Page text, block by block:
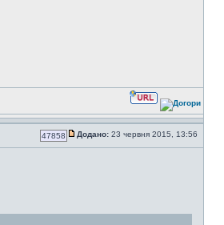
47858 Додано: 23 червня 2015, 13:56